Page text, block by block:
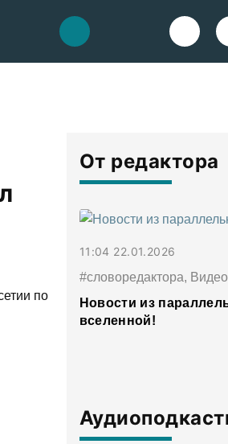
по
От редактора
11:04 22.01.2026
#словоредактора,
Новости из
вселенной!